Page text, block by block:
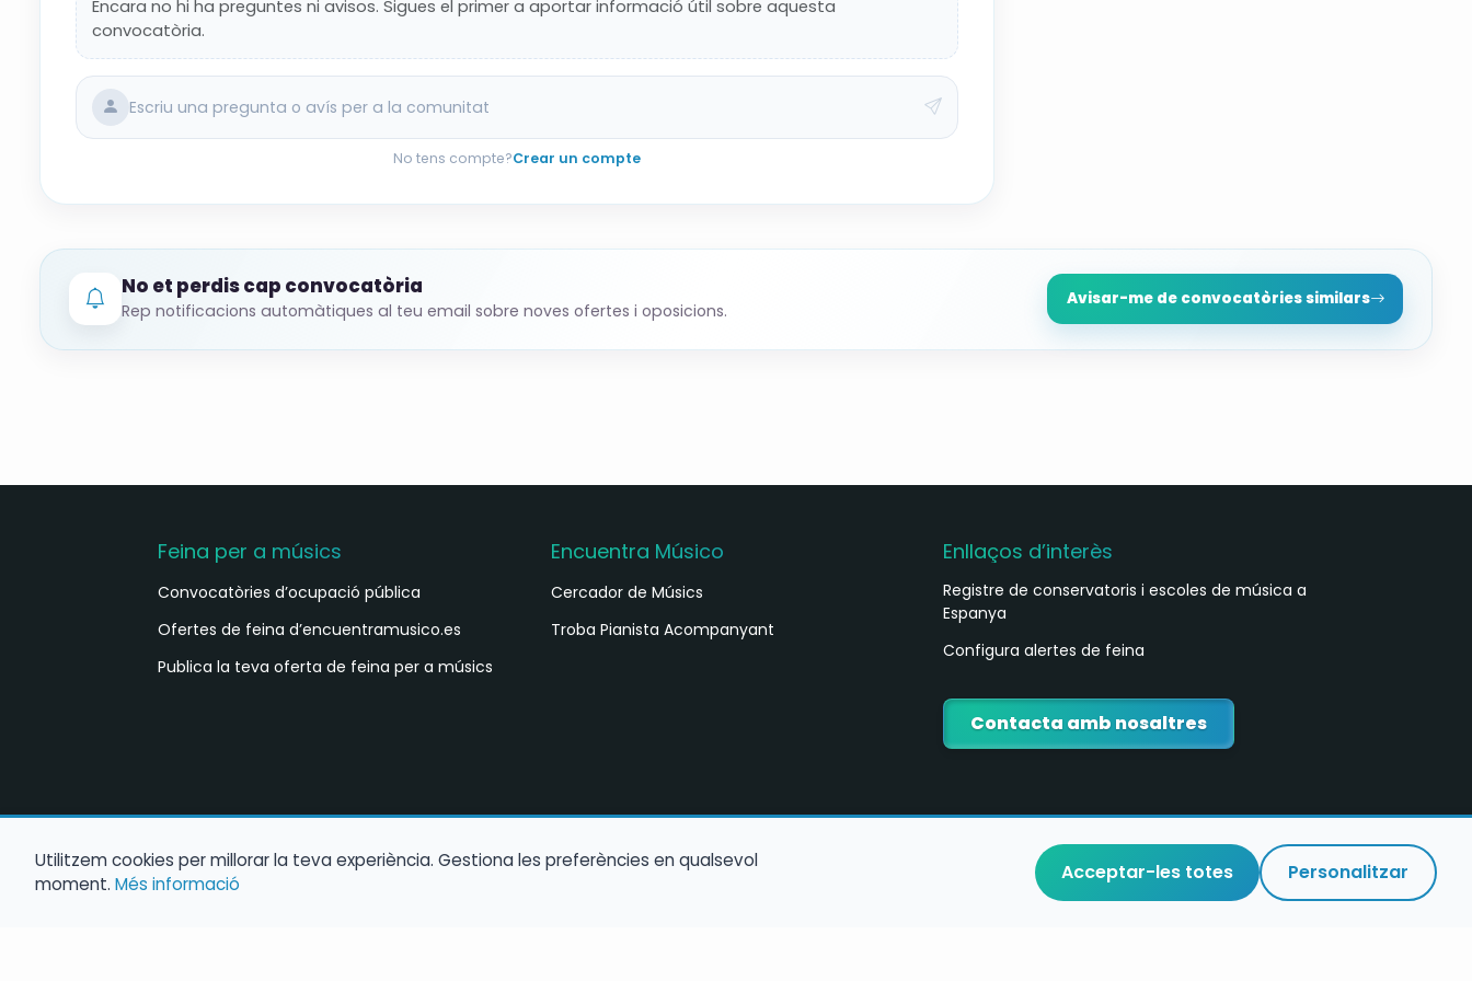
convoque una nueva bolsa posterior.
Resumen orientativo de los datos principales. Revisa las bases oficiales completas antes de
inscribirte.
Encara no hi ha preguntes ni avisos. Sigues el primer a aportar informació útil sobre aquesta
convocatòria.
Escriu una pregunta o avís per a la comunitat
No tens compte?Crear un compte
No et perdis cap convocatòria
Rep notificacions automàtiques al teu email sobre noves ofertes i oposicions.
Avisar-me de convocatòries similars
Feina per a músics
Convocatòries d’ocupació pública
Ofertes de feina d’encuentramusico.es
Publica la teva oferta de feina per a músics
Encuentra Músico
Cercador de Músics
Troba Pianista Acompanyant
Enllaços d’interès
Registre de conservatoris i escoles de música a
Espanya
Configura alertes de feina
Contacta amb nosaltres
Utilitzem cookies per millorar la teva experiència. Gestiona les preferències en qualsevol
moment. Més informació Acceptar-les totes Personalitzar